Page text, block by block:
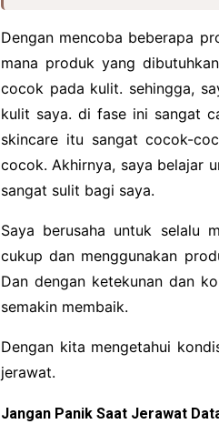
Dengan mencoba beberapa
mana produk yang
cocok pada kulit. sehingga,
kulit saya. di fase ini sangat
skincare itu sangat cocok-
cocok. Akhirnya, saya belajar
sangat sulit bagi saya.
Saya berusaha untuk selalu
cukup dan menggunakan
Dan dengan ketekunan dan
semakin membaik.
Dengan kita mengetahui
jerawat.
Jangan Panik Saat Jerawat